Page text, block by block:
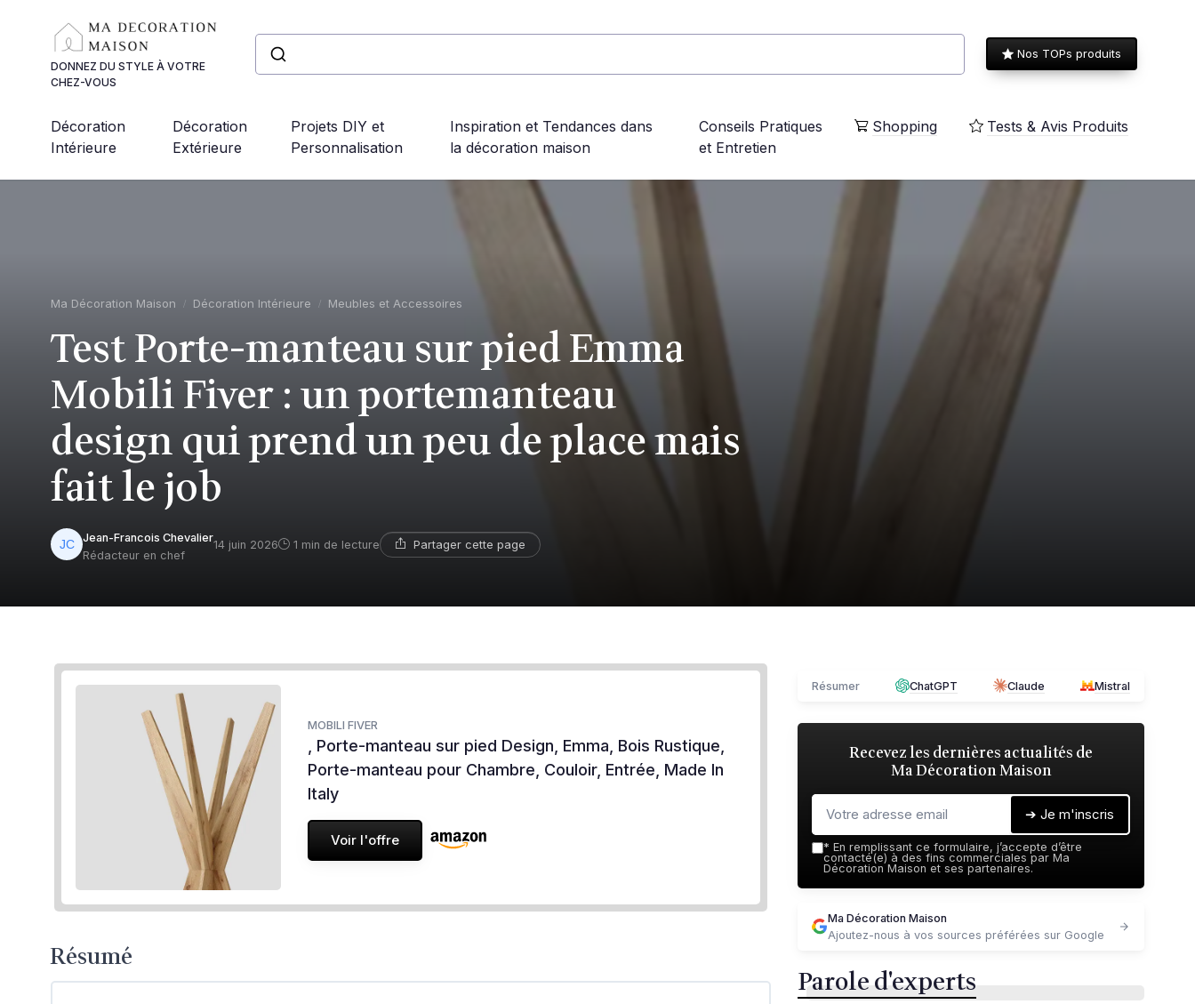
DONNEZ DU STYLE À VOTRE
CHEZ-VOUS
Nos TOPs produits
Décoration
Intérieure
Décoration
Extérieure
Projets DIY et
Personnalisation
Inspiration et Tendances dans
la décoration maison
Conseils Pratiques
et Entretien
Shopping Tests & Avis Produits
Ma Décoration Maison Décoration Intérieure Meubles et Accessoires
Test Porte-manteau sur pied Emma
Mobili Fiver : un portemanteau
design qui prend un peu de place mais
fait le job
Jean-Francois Chevalier
Rédacteur en chef
14 juin 2026 1 min de lecture Partager cette page
MOBILI FIVER
, Porte-manteau sur pied Design, Emma, Bois Rustique,
Porte-manteau pour Chambre, Couloir, Entrée, Made In
Italy
Voir l'offre
Résumé
Résumer ChatGPT Claude Mistral
Recevez les dernières actualités de
Ma Décoration Maison
➔ Je m'inscris
* En remplissant ce formulaire, j’accepte d’être
contacté(e) à des fins commerciales par Ma
Décoration Maison et ses partenaires.
Ma Décoration Maison
Ajoutez-nous à vos sources préférées sur Google
Parole d'experts